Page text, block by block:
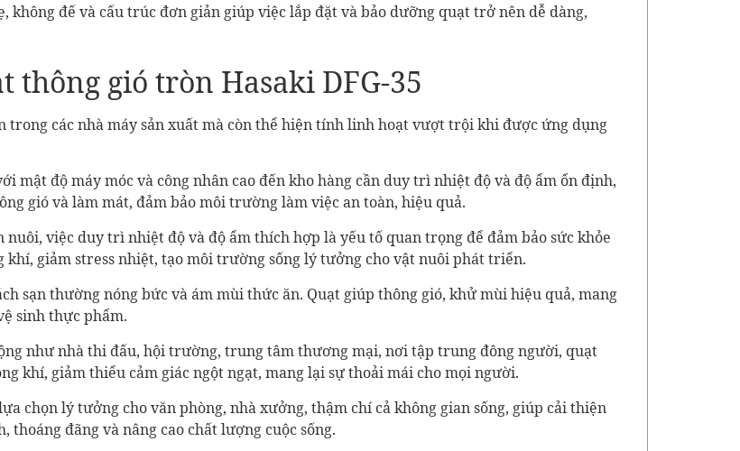
không đế và cấu trúc đơn giản giúp việc lắp đặt và bảo dưỡng quạt trở nên dễ dàng,
thông gió tròn Hasaki DFG-35
trong các nhà máy sản xuất mà còn thể hiện tính linh hoạt vượt trội khi được ứng dụng
mật độ máy móc và công nhân cao đến kho hàng cần duy trì nhiệt độ và độ ẩm ổn định,
gió và làm mát, đảm bảo môi trường làm việc an toàn, hiệu quả.
việc duy trì nhiệt độ và độ ẩm thích hợp là yếu tố quan trọng để đảm bảo sức khỏe
khí, giảm stress nhiệt, tạo môi trường sống lý tưởng cho vật nuôi phát triển.
sạn thường nóng bức và ám mùi thức ăn. Quạt giúp thông gió, khử mùi hiệu quả, mang
sinh thực phẩm.
như nhà thi đấu, hội trường, trung tâm thương mại, nơi tập trung đông người, quạt
khí, giảm thiểu cảm giác ngột ngạt, mang lại sự thoải mái cho mọi người.
chọn lý tưởng cho văn phòng, nhà xưởng, thậm chí cả không gian sống, giúp cải thiện
đãng và nâng cao chất lượng cuộc sống.